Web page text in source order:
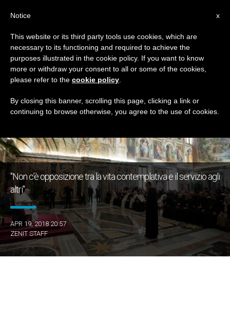
GIORNO
Aprile 19th, 2018
ULTIME NOTIZIE
"Non c’è opposizione tra la vita contemplativa e il servizio agli
altri"
APR 19, 2018 20:57
ZENIT STAFF
x
Notice
This website or its third party tools use cookies, which are
necessary to its functioning and required to achieve the
purposes illustrated in the cookie policy. If you want to know
more or withdraw your consent to all or some of the cookies,
please refer to the cookie policy
By closing this banner, scrolling this page, clicking a link or
continuing to browse otherwise, you agree to the use of cookies.